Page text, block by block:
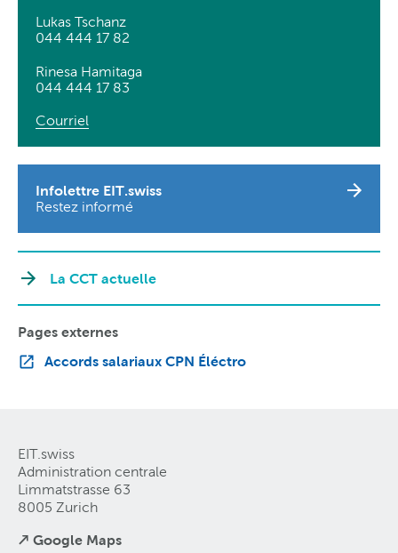
Lukas Tschanz
044 444 17 82
Rinesa Hamitaga
044 444 17 83
Courriel
Infolettre EIT.swiss
Restez informé
La CCT actuelle
Pages externes
Accords salariaux CPN Éléctro
EIT.swiss
Administration centrale
Limmatstrasse 63
8005 Zurich
↗ Google Maps